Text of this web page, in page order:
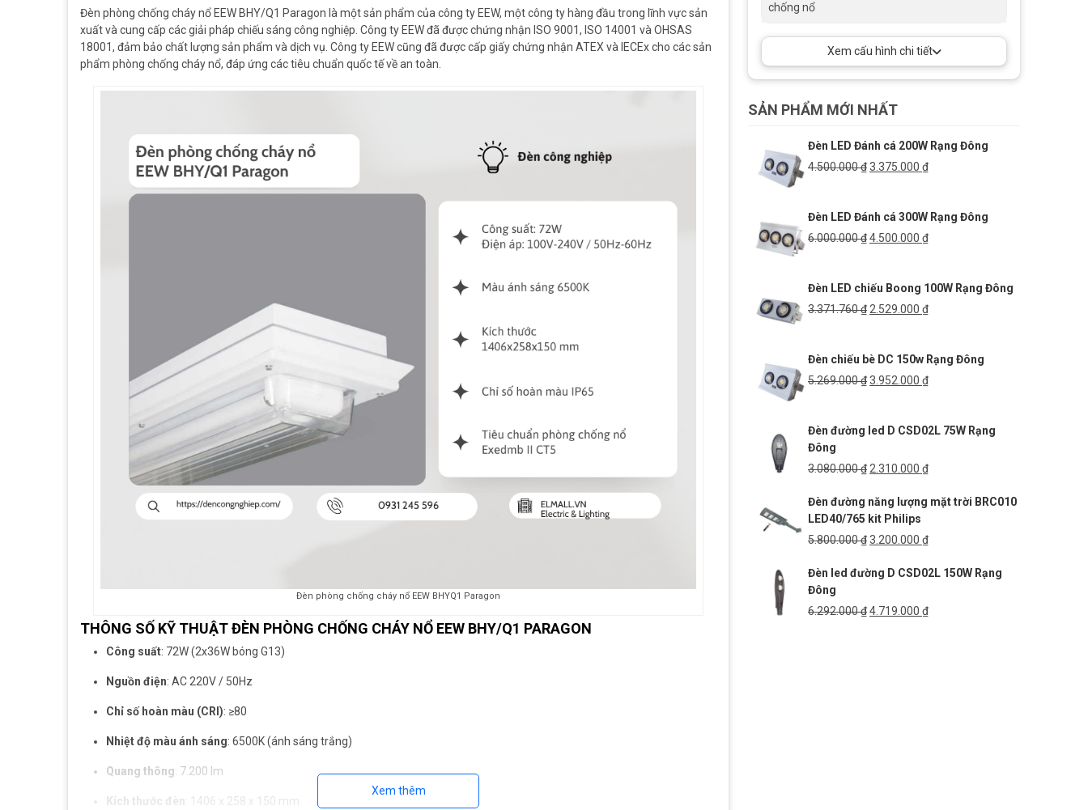
Đèn phòng chống cháy nổ EEW BHY/Q1 Paragon là một sản phẩm của công ty EEW, một công ty hàng đầu trong lĩnh vực sản
xuất và cung cấp các giải pháp chiếu sáng công nghiệp. Công ty EEW đã được chứng nhận ISO 9001, ISO 14001 và OHSAS
18001, đảm bảo chất lượng sản phẩm và dịch vụ. Công ty EEW cũng đã được cấp giấy chứng nhận ATEX và IECEx cho các sản
phẩm phòng chống cháy nổ, đáp ứng các tiêu chuẩn quốc tế về an toàn.
Đèn phòng chống cháy nổ EEW BHYQ1 Paragon
THÔNG SỐ KỸ THUẬT ĐÈN PHÒNG CHỐNG CHÁY NỔ EEW BHY/Q1 PARAGON
Công suất: 72W (2x36W bóng G13)
Nguồn điện: AC 220V / 50Hz
Chỉ số hoàn màu (CRI): ≥80
Nhiệt độ màu ánh sáng: 6500K (ánh sáng trắng)
Quang thông: 7.200 lm
Kích thước đèn : 1406 x 258 x 150 mm
Xem thêm
chống nổ
Xem cấu hình chi tiết
SẢN PHẨM MỚI NHẤT
Đèn LED Đánh cá 200W Rạng Đông
4.500.000₫Giá
4.500.000 ₫.
3.375.000 ₫Giá
là:
3.375.000 ₫.
Đèn LED Đánh cá 300W Rạng Đông
6.000.000₫Giá
6.000.000 ₫.
4.500.000 ₫Giá
là:
4.500.000 ₫.
Đèn LED chiếu Boong 100W Rạng Đông
3.371.760₫ Giá
3.371.760 ₫.
2.529.000 ₫Giá
là:
2.529.000 ₫.
Đèn chiếu bè DC 150w Rạng Đông
5.269.000₫Giá
5.269.000 ₫.
3.952.000 ₫Giá
là:
Đèn đường led D CSD02L 75W Rạng
Đông
3.080.000₫ Giá
là:
3.080.000 ₫.
2.310.000 ₫Giá
tại
2.310.000 ₫.
Đèn đường năng lượng mặt trời BRC010
LED40/765 kit Philips
5.800.000₫Giá
là:
3.200.000 ₫Giá
tại
3.200.000 ₫.
Đèn led đường D CSD02L 150W Rạng
Đông
6.292.000₫Giá
4.719.000 ₫Giá